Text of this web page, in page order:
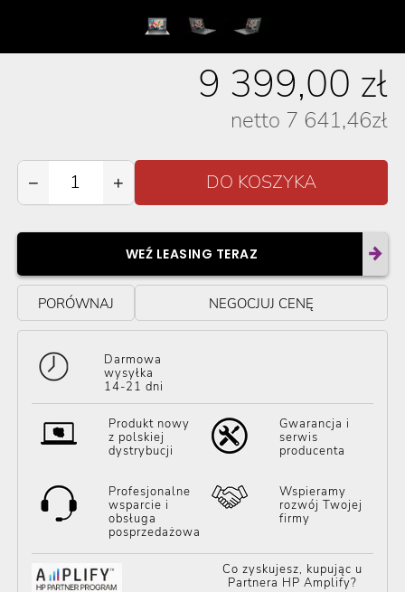
9 399,00 zł
netto 7 641,46zł
− +
WEŹ LEASING TERAZ
PORÓWNAJ NEGOCJUJ CENĘ
Darmowa
wysyłka
14-21 dni
Produkt nowy
z polskiej
dystrybucji
Gwarancja i
serwis
producenta
Profesjonalne
wsparcie i
obsługa
posprzedażowa
Wspieramy
rozwój Twojej
firmy
Co zyskujesz, kupując u
Partnera HP Amplify?